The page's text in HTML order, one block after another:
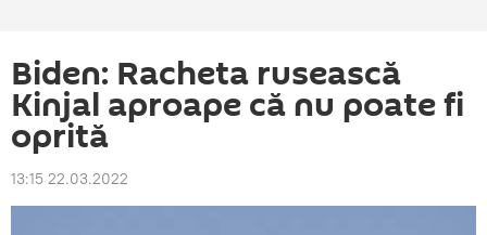
Biden: Racheta rusească
Kinjal aproape că nu poate fi
oprită
13:15 22.03.2022